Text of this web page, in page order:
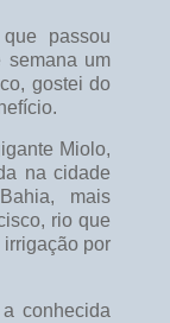
passou
semana um
gostei do
Miolo,
na cidade
mais
rio que
por
conhecida